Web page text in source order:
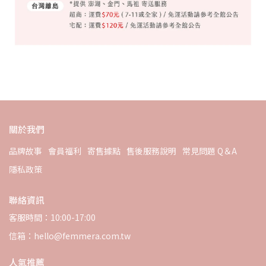
關於我們
品牌故事 會員福利 寄售據點 售後服務說明 常見問題 Q＆A
隱私政策
聯絡資訊
客服時間：10:00-17:00
信箱：hello@femmera.com.tw
人氣推薦